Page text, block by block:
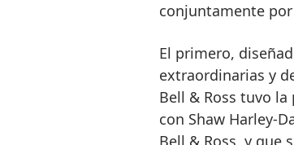
conjuntamente por
El primero,
extraordinarias y
Bell & Ross tuvo
con Shaw Harley-